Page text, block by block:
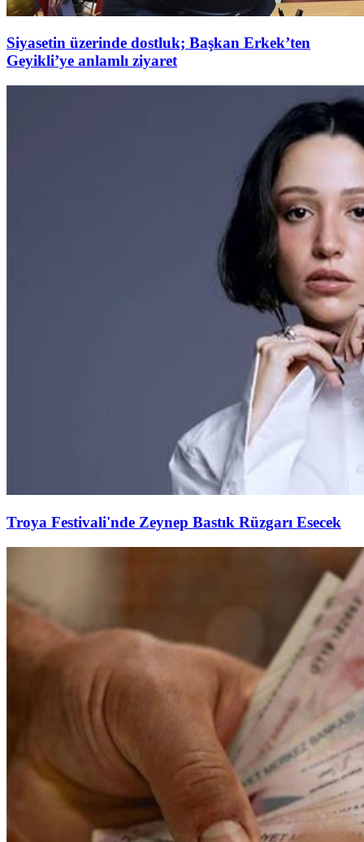
Siyasetin üzerinde dostluk; Başkan Erkek’ten
Geyikli’ye anlamlı ziyaret
Troya Festivali'nde Zeynep Bastık Rüzgarı Esecek